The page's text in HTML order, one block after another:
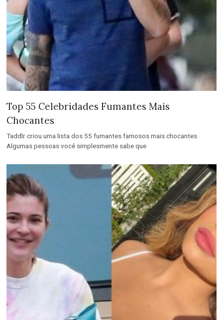
Top 55 Celebridades Fumantes Mais
Chocantes
Taddlr criou uma lista dos 55 fumantes famosos mais chocantes.
Algumas pessoas você simplesmente sabe que